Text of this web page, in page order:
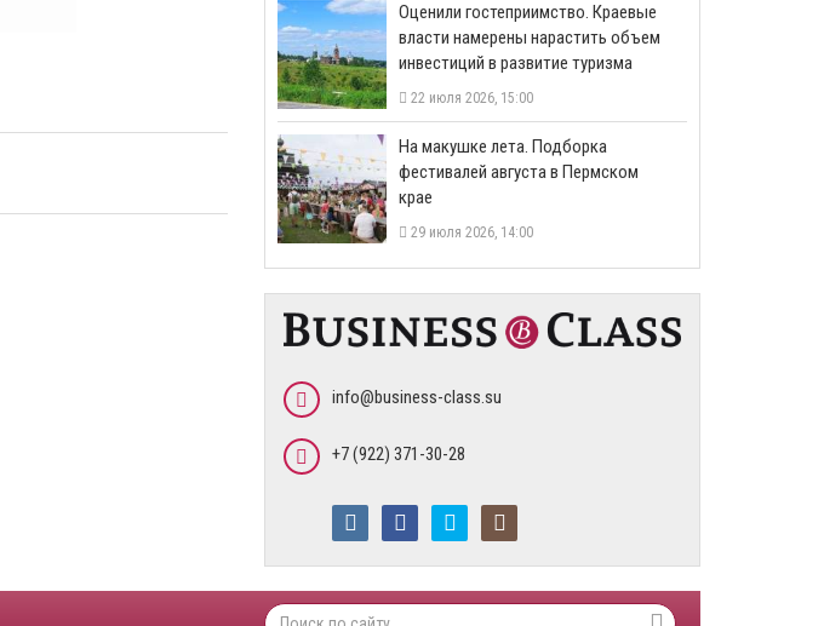
Оценили гостеприимство. Краевые
власти намерены нарастить объем
инвестиций в развитие туризма
22 июля 2026, 15:00
На макушке лета. Подборка
фестивалей августа в Пермском
крае
29 июля 2026, 14:00
info@business-class.su
+7 (922) 371-30-28